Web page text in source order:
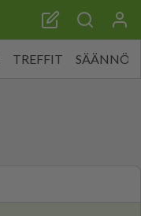
TREFFIT SÄÄNNÖT